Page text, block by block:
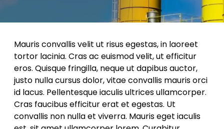
Mauris convallis velit ut risus egestas, in laoreet
tortor lacinia. Cras ac euismod velit, ut efficitur
eros. Quisque fringilla, neque ut dapibus auctor,
justo nulla cursus dolor, vitae convallis mauris orci
id lacus. Pellentesque iaculis ultrices ullamcorper.
Cras faucibus efficitur erat et egestas. Ut
convallis non nulla et viverra. Mauris eget iaculis